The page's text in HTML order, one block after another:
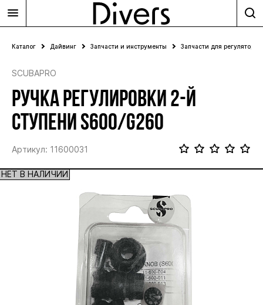
Каталог Дайвинг Запчасти и инструменты Запчасти для регуляторов
SCUBAPRO
РУЧКА РЕГУЛИРОВКИ 2-Й
СТУПЕНИ S600/G260
Артикул: 11600031
НЕТ В НАЛИЧИИ